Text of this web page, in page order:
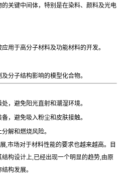
关键中间体，特别是在染料、颜料及光电
用于高分子材料及功能材料的开发。
分子结构影响的模型化合物。
，避免阳光直射和潮湿环境。
，避免吸入粉尘和皮肤接触。
解和燃烧风险。
,市场对于材料性能的要求也越来越高。目
构设计上,已经出现一个明显的趋势,由原
构发展。